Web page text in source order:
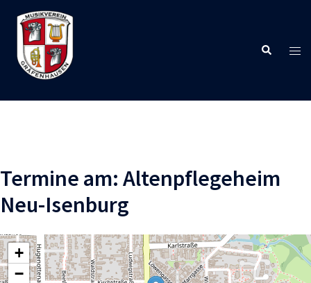
Inhalt
springen
Suche
Termine am: Altenpflegeheim
Neu-Isenburg
+
−